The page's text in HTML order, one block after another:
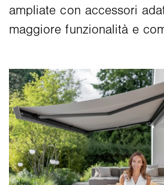
ampliate con accessori
maggiore funzionalità e